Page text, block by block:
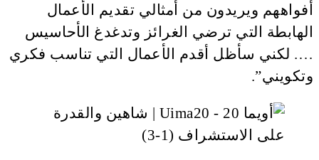
أفواههم ويريدون من أمثالي تقديم الأعمال
الهابطة التي ترضي الغرائز وتدغدغ الأحاسيس
…. لكني سأظل أقدم الأعمال التي تناسب فكري
وتكويني”.